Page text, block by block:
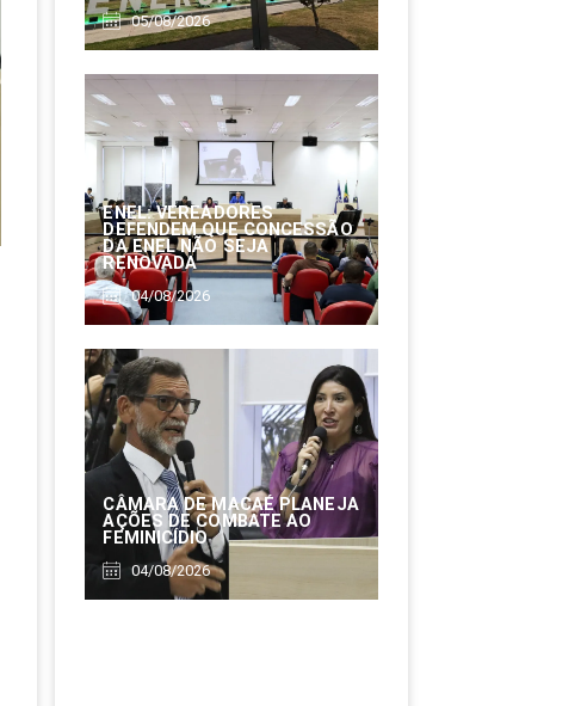
05/08/2026
ENEL: VEREADORES
DEFENDEM QUE CONCESSÃO
DA ENEL NÃO SEJA
RENOVADA
04/08/2026
CÂMARA DE MACAÉ PLANEJA
AÇÕES DE COMBATE AO
FEMINICÍDIO
04/08/2026